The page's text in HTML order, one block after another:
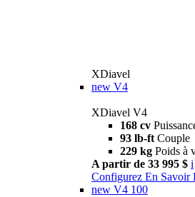
XDiavel
new V4
XDiavel V4
168 cv
93 lb-ft Couple
229 kg Poids à
A partir de 33 995 $ i
Configurez En Savoir
new V4 100